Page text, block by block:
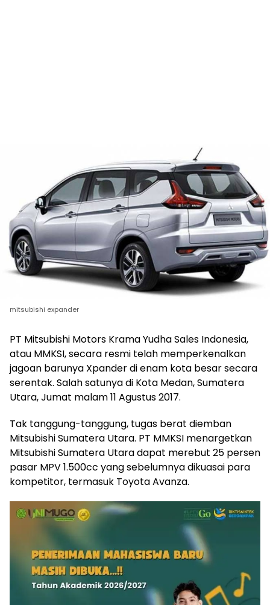
mitsubishi expander
PT Mitsubishi Motors Krama Yudha Sales Indonesia,
atau MMKSI, secara resmi telah memperkenalkan
jagoan barunya Xpander di enam kota besar secara
serentak. Salah satunya di Kota Medan, Sumatera
Utara, Jumat malam 11 Agustus 2017.
Tak tanggung-tanggung, tugas berat diemban
Mitsubishi Sumatera Utara. PT MMKSI menargetkan
Mitsubishi Sumatera Utara dapat merebut 25 persen
pasar MPV 1.500cc yang sebelumnya dikuasai para
kompetitor, termasuk Toyota Avanza.